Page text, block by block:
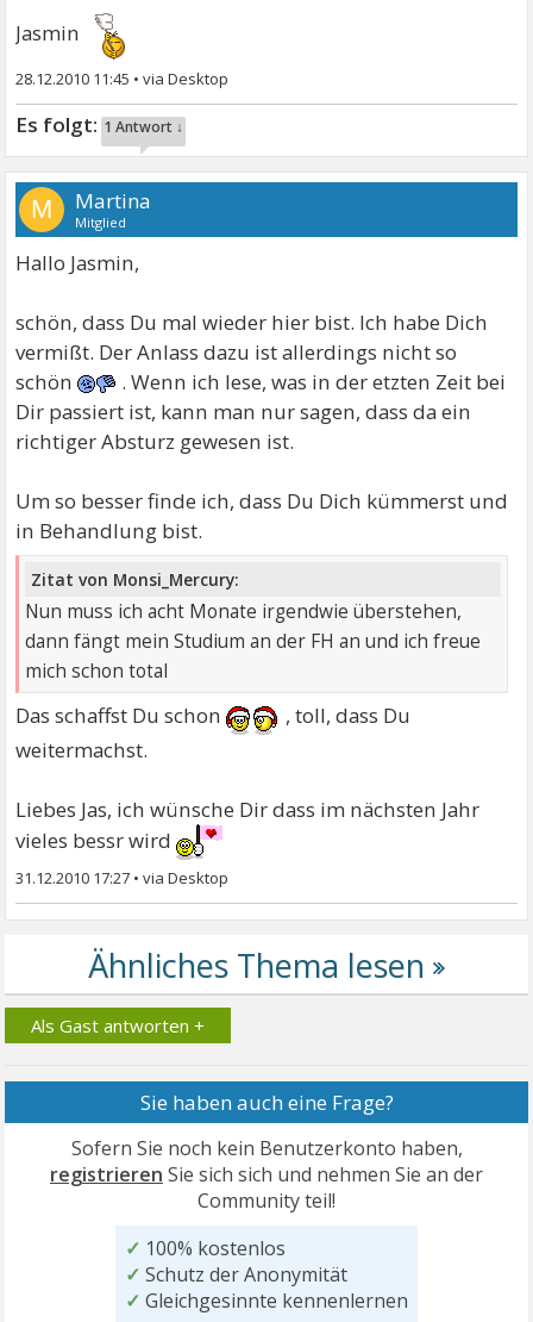
Jasmin
28.12.2010 11:45 •
1 Antwort ↓
M Martina
Mitglied
Hallo Jasmin,
schön, dass Du mal wieder hier bist. Ich habe Dich
vermißt. Der Anlass dazu ist allerdings nicht so
schön
. Wenn ich lese, was in der etzten Zeit bei
Dir passiert ist, kann man nur sagen, dass da ein
richtiger Absturz gewesen ist.
Um so besser finde ich, dass Du Dich kümmerst und
in Behandlung bist.
Zitat von Monsi_Mercury:
Nun muss ich acht Monate irgendwie überstehen,
dann fängt mein Studium an der FH an und ich freue
mich schon total
Das schaffst Du schon
, toll, dass Du
weitermachst.
Liebes Jas, ich wünsche Dir dass im nächsten Jahr
vieles bessr wird
31.12.2010 17:27 •
Als Gast antworten +
Sie haben auch eine Frage?
Sofern Sie noch kein Benutzerkonto haben,
registrieren Sie sich sich und nehmen Sie an der
Community teil!
✓ 100% kostenlos
✓ Schutz der Anonymität
✓ Gleichgesinnte kennenlernen